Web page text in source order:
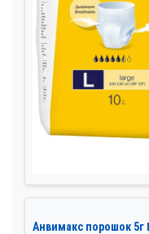
Анвимакс порошок 5г